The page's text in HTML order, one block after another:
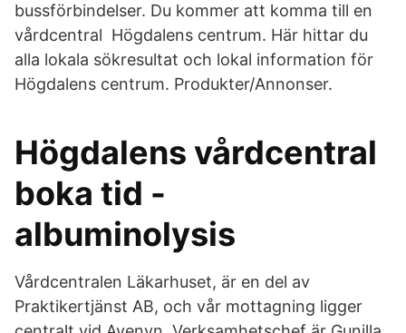
bussförbindelser. Du kommer att komma till en
vårdcentral Högdalens centrum. Här hittar du
alla lokala sökresultat och lokal information för
Högdalens centrum. Produkter/Annonser.
Högdalens vårdcentral
boka tid -
albuminolysis
Vårdcentralen Läkarhuset, är en del av
Praktikertjänst AB, och vår mottagning ligger